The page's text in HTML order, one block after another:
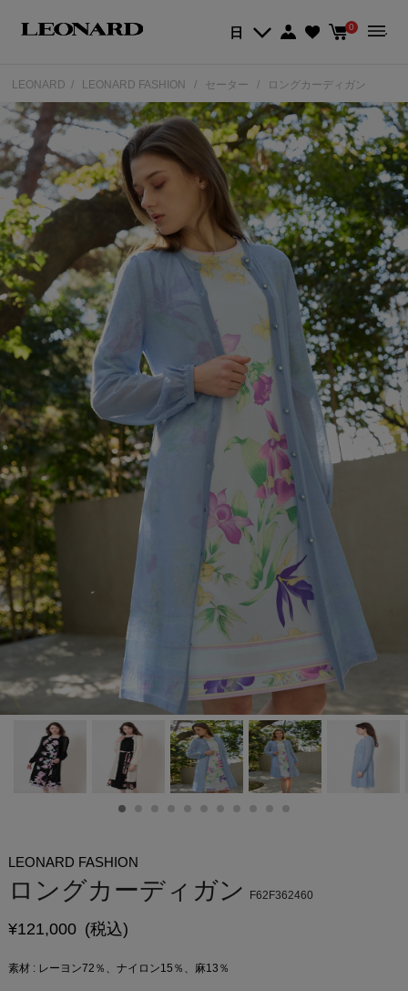
日 0
LEONARD LEONARD FASHION セーター ロングカーディガン
LEONARD FASHION
ロングカーディガン F62F362460
¥121,000 (税込)
素材 : レーヨン72％、ナイロン15％、麻13％